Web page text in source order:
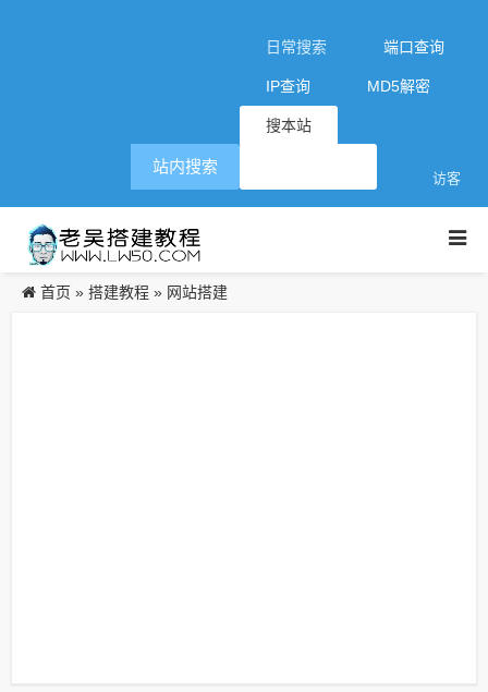
日常搜索 端口查询
IP查询 MD5解密
搜本站
访客
站内搜索
首页 » 搭建教程 » 网站搭建